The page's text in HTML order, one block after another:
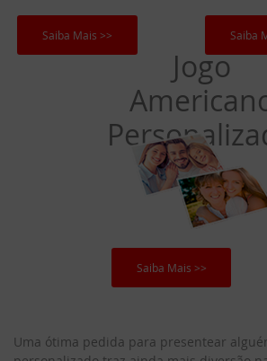
Saiba Mais >> Saiba
Jogo
Saiba Mais >>
Uma ótima pedida para presentear